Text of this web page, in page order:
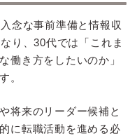
念な事前準備と情報収
り、30代では「これま
働き方をしたいのか」
。
将来のリーダー候補と
に転職活動を進める必